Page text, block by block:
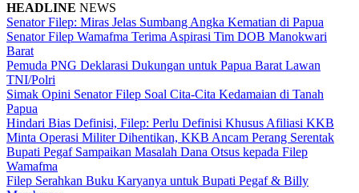
HEADLINE NEWS
Senator Filep: Miras Jelas Sumbang Angka Kematian di Papua
Senator Filep Wamafma Terima Aspirasi Tim DOB Manokwari
Barat
Pemuda PNG Deklarasi Dukungan untuk Papua Barat Lawan
TNI/Polri
Simak Opini Senator Filep Soal Cita-Cita Kedamaian di Tanah
Papua
Hindari Bias Definisi, Filep: Perlu Definisi Khusus Afiliasi KKB
Minta Operasi Militer Dihentikan, KKB Ancam Perang Serentak
Bupati Pegaf Sampaikan Masalah Dana Otsus kepada Filep
Wamafma
Filep Serahkan Buku Karyanya untuk Bupati Pegaf & Billy